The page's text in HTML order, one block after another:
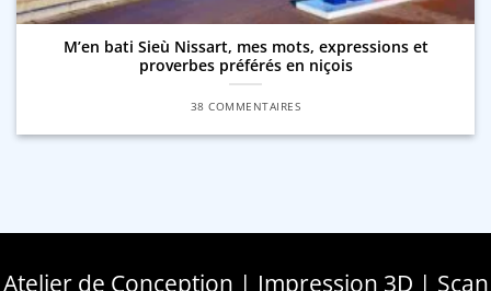
M’en bati Sieù Nissart, mes mots, expressions et
proverbes préférés en niçois
38 COMMENTAIRES
Atelier de Conception | Impression 3D | Scan